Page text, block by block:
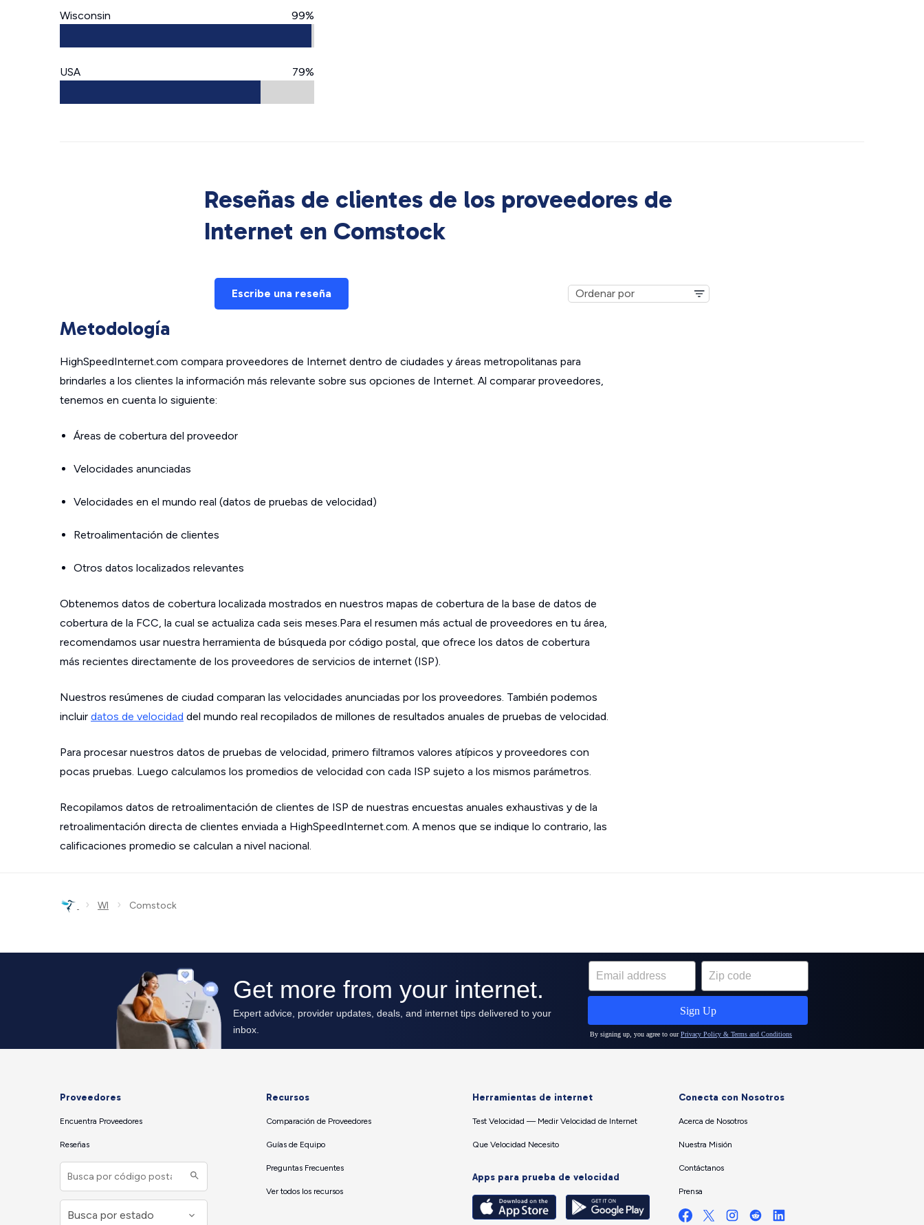
Wisconsin 99%
USA 79%
Reseñas de clientes de los proveedores de
Internet en Comstock
Escribe una reseña
Metodología
HighSpeedInternet.com compara proveedores de Internet dentro de ciudades y áreas metropolitanas para
brindarles a los clientes la información más relevante sobre sus opciones de Internet. Al comparar proveedores,
tenemos en cuenta lo siguiente:
Áreas de cobertura del proveedor
Velocidades anunciadas
Velocidades en el mundo real (datos de pruebas de velocidad)
Retroalimentación de clientes
Otros datos localizados relevantes
Obtenemos datos de cobertura localizada mostrados en nuestros mapas de cobertura de la base de datos de
cobertura de la FCC, la cual se actualiza cada seis meses.Para el resumen más actual de proveedores en tu área,
recomendamos usar nuestra herramienta de búsqueda por código postal, que ofrece los datos de cobertura
más recientes directamente de los proveedores de servicios de internet (ISP).
Nuestros resúmenes de ciudad comparan las velocidades anunciadas por los proveedores. También podemos
incluir datos de velocidad del mundo real recopilados de millones de resultados anuales de pruebas de velocidad.
Para procesar nuestros datos de pruebas de velocidad, primero filtramos valores atípicos y proveedores con
pocas pruebas. Luego calculamos los promedios de velocidad con cada ISP sujeto a los mismos parámetros.
Recopilamos datos de retroalimentación de clientes de ISP de nuestras encuestas anuales exhaustivas y de la
retroalimentación directa de clientes enviada a HighSpeedInternet.com. A menos que se indique lo contrario, las
calificaciones promedio se calculan a nivel nacional.
› WI › Comstock
Proveedores
Encuentra Proveedores
Reseñas
Recursos
Comparación de Proveedores
Guías de Equipo
Preguntas Frecuentes
Ver todos los recursos
Herramientas de internet
Test Velocidad — Medir Velocidad de Internet
Que Velocidad Necesito
Apps para prueba de velocidad
Conecta con Nosotros
Acerca de Nosotros
Nuestra Misión
Contáctanos
Prensa